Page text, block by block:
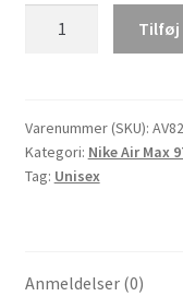
Se
Herrer
&
Universitetsrød
Tilføj
Varenummer (SKU):
Kategori: Nike Air Max
Tag: Unisex
Anmeldelser (0)